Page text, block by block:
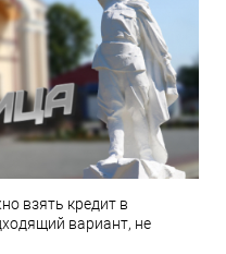
взять кредит в
вариант, не